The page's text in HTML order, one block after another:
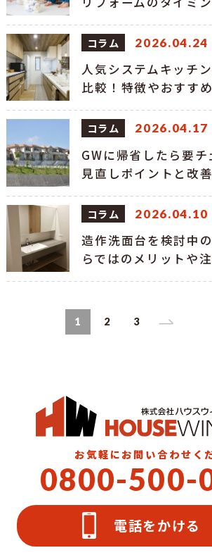
コラム 2026.04.24
人気システムキッチ
比較！特徴やおすす
コラム 2026.04.17
GWに帰省したら要チ
見直しポイントと改
コラム 2026.04.10
造作洗面台を検討中
らではのメリットや
1 2 3
お気軽にお問い合わせく
0800-500-
電話をかける